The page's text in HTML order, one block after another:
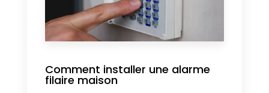
Comment installer une alarme
filaire maison